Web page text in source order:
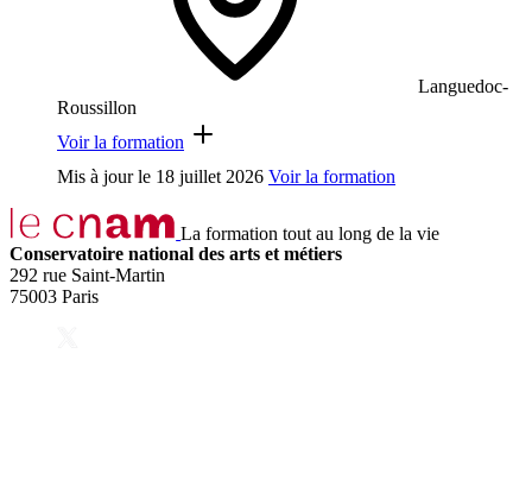
Languedoc-
Roussillon
Voir la formation
Mis à jour le 18 juillet 2026 Voir la formation
La formation tout au long de la vie
Conservatoire national des arts et métiers
292 rue Saint-Martin
75003 Paris